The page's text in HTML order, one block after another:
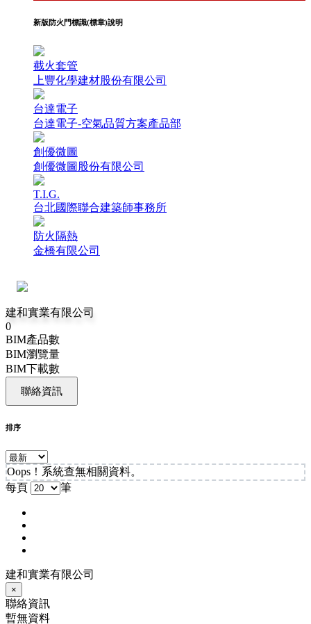
新版防火門標識(標章)說明
截火套管
上豐化學建材股份有限公司
台達電子
台達電子-空氣品質方案產品部
創優微圖
創優微圖股份有限公司
T.I.G.
台北國際聯合建築師事務所
防火隔熱
金橋有限公司
建和實業有限公司
0
BIM產品數
BIM瀏覽量
BIM下載數
聯絡資訊
排序
Oops！系統查無相關資料。
每頁
筆
建和實業有限公司
×
聯絡資訊
暫無資料